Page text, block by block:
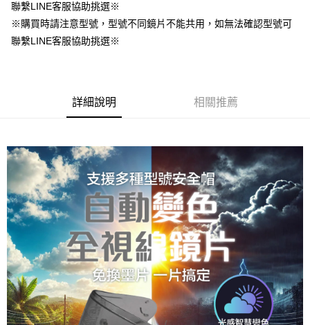
大哥付你分期
相關說明
【大哥付你分期使用說明】
3.實際核准額度、可分期數及費用金額請依後續交易確認頁面所載為準。
4.訂單成立30分鐘內，如未前往確認交易或遇審核未通過，訂單將自動取
法說明評估內容。
【繳款方式說明】
1.分期款項不併入電信帳單，「大哥付你分期」於每月結算日後寄送繳費提
醒簡訊。
2.透過簡訊連結打開帳單後，可選擇「超商條碼／台灣大直營門市／銀行轉
帳／街口支付／iPASS MONEY」等通路繳費。
1.本服務係由「台灣大哥大股份有限公司」（以下簡稱本公司）所提供，讓
用戶於交易時，得透過本服務購買商品或服務，並由商店將買賣／分期付款
買賣價金債權讓與本公司後，依約使用本公司帳單繳交帳款。
2.基於同意付款使用「大哥付你分期」之契約關係目的，商店將以您的個人
資料（包含姓名、電話或地址）提供予台灣大哥大進項蒐集、處理及利用，
由本公司與您本人進行分期帳單所需資料之確認、核對及更正。
3.完整用戶服務條款，請詳閱以下連結：https://oppay.tw/userRule
AFTEE先享後付是「在收到商品之後才付款」的支付方式。 讓您購物簡單
３．安心：先確認商品／服務後，再付款。
【「AFTEE先享後付」結帳流程】
１．於結帳方式選擇「AFTEE先享後付」後，將跳轉至「AFTEE先享後付」
結帳頁面，進行簡訊認證並確認金額後，即可完成結帳。
２．訂單成立數日內，您將收到繳費通知簡訊。
３．收到繳費通知簡訊後14天內，點擊此簡訊中的連結，可透過四大超商／
ATM／網路銀行／等多元方式進行付款，方視為交易完成。
※ 請注意：結帳手續完成當下不需立刻繳費，但若您需要取消訂單，請聯絡
購買商品的店家。未經商家同意取消之訂單仍視為有效，需透過AFTEE先享
後付繳納相關費用。
※ 交易是否成功請以「AFTEE先享後付 」之結帳頁面顯示為準，若有關於
是否繳費成功／繳費後需取消欲退款等相關疑問，請聯繫「AFTEE先享後付
客戶支援中心」https://netprotections.freshdesk.com/support/home
全家取貨付款
每筆NT$80，滿NT$1,999(含以上)免運費
付款後全家取貨
每筆NT$80，滿NT$1,999(含以上)免運費
7-11取貨付款
每筆NT$80，滿NT$1,999(含以上)免運費
付款後7-11取貨
每筆NT$80，滿NT$1,999(含以上)免運費
聯繫LINE客服協助挑選※
※購買時請注意型號，型號不同鏡片不能共用，如無法確認型號可
聯繫LINE客服協助挑選※
詳細說明 相關推薦